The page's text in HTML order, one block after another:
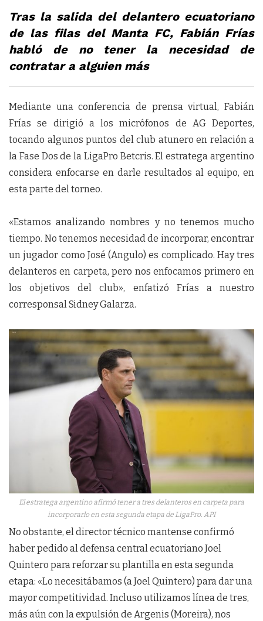
Tras la salida del delantero ecuatoriano
de las filas del Manta FC, Fabián Frías
habló de no tener la necesidad de
contratar a alguien más
Mediante una conferencia de prensa virtual, Fabián
Frías se dirigió a los micrófonos de AG Deportes,
tocando algunos puntos del club atunero en relación a
la Fase Dos de la LigaPro Betcris. El estratega argentino
considera enfocarse en darle resultados al equipo, en
esta parte del torneo.
«Estamos analizando nombres y no tenemos mucho
tiempo. No tenemos necesidad de incorporar, encontrar
un jugador como José (Angulo) es complicado. Hay tres
delanteros en carpeta, pero nos enfocamos primero en
los objetivos del club», enfatizó Frías a nuestro
corresponsal Sidney Galarza.
El estratega argentino afirmó tener a tres delanteros en carpeta para
incorporarlo en esta segunda etapa de LigaPro. API
No obstante, el director técnico mantense confirmó
haber pedido al defensa central ecuatoriano Joel
Quintero para reforzar su plantilla en esta segunda
etapa: «Lo necesitábamos (a Joel Quintero) para dar una
mayor competitividad. Incluso utilizamos línea de tres,
más aún con la expulsión de Argenis (Moreira), nos